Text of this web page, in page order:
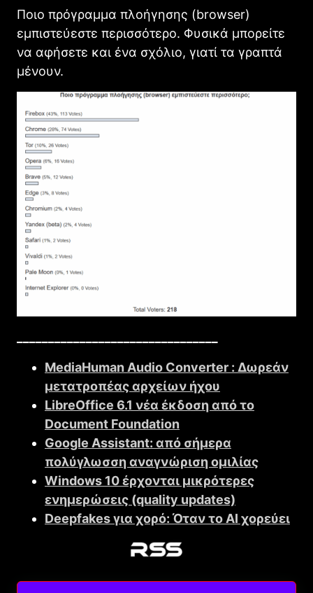
Ποιο πρόγραμμα πλοήγησης (browser)
εμπιστεύεστε περισσότερο. Φυσικά μπορείτε
να αφήσετε και ένα σχόλιο, γιατί τα γραπτά
μένουν.
MediaHuman Audio Converter : Δωρεάν
μετατροπέας αρχείων ήχου
LibreOffice 6.1 νέα έκδοση από το
Document Foundation
Google Assistant: από σήμερα
πολύγλωσση αναγνώριση ομιλίας
Windows 10 έρχονται μικρότερες
ενημερώσεις (quality updates)
Deepfakes για χορό: Όταν το AI χορεύει